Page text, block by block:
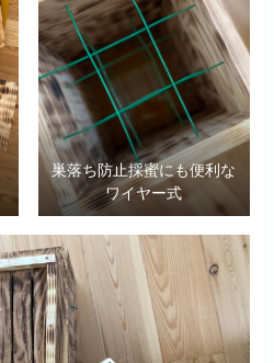
巣落ち防止採蜜にも便利な
ワイヤー式